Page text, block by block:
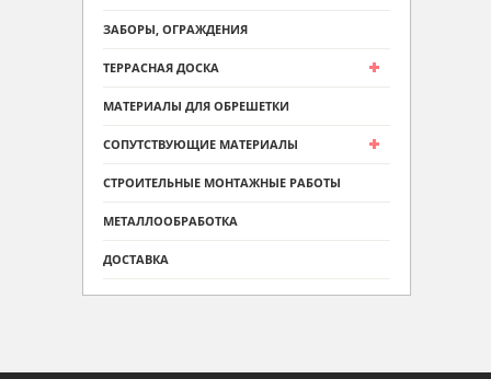
ЗАБОРЫ, ОГРАЖДЕНИЯ
ТЕРРАСНАЯ ДОСКА
МАТЕРИАЛЫ ДЛЯ ОБРЕШЕТКИ
СОПУТСТВУЮЩИЕ МАТЕРИАЛЫ
СТРОИТЕЛЬНЫЕ МОНТАЖНЫЕ РАБОТЫ
МЕТАЛЛООБРАБОТКА
ДОСТАВКА